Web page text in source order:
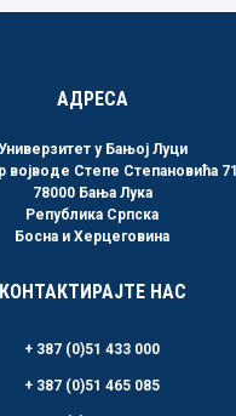
АДРЕСА
у Бањој Луци
војводе Степе Степановића 71
78000 Бања Лука
Република Српска
Босна и Херцеговина
КОНТАКТИРАЈТЕ НАС
+ 387 (0)51 433 000
+ 387 (0)51 465 085